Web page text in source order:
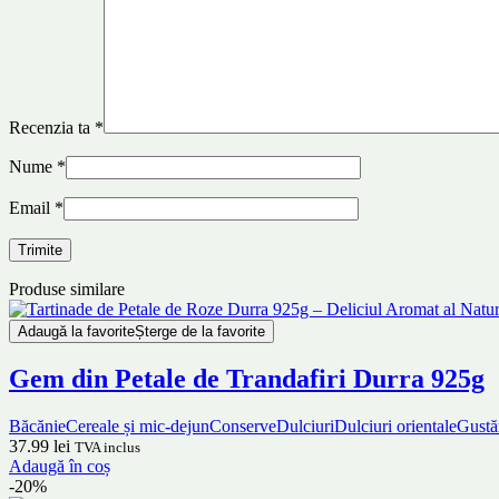
Recenzia ta *
Nume *
Email *
Produse similare
Adaugă la favoriteȘterge de la favorite
Gem din Petale de Trandafiri Durra 925g
BăcănieCereale și mic-dejunConserveDulciuriDulciuri orientale
37.99 lei TVA inclus
Adaugă în coș
-20%